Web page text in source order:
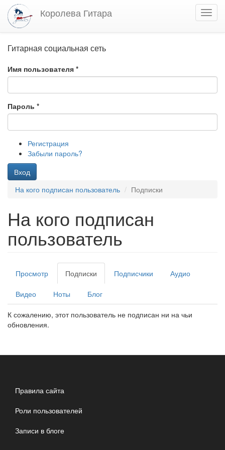
Перейти
основному
содержанию
Королева Гитара
Гитарная социальная сеть
Имя пользователя *
Пароль *
Регистрация
Забыли пароль?
Вход
На кого подписан пользователь
Подписки
На кого подписан
пользователь
Главные
вкладки
Просмотр Подписки (активная
вкладка)
Подписчики Аудио
Видео Ноты Блог
К сожалению, этот пользователь не подписан ни на чьи
обновления.
Правила сайта
Роли пользователей
Записи в блоге